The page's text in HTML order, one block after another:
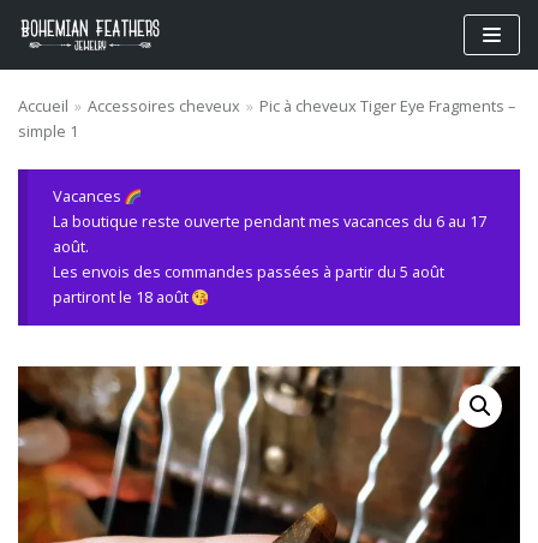
Aller
Accueil » Accessoires cheveux » Pic à cheveux Tiger Eye Fragments –
simple 1
Vacances
La boutique reste ouverte pendant mes vacances du 6 au 17
août.
Les envois des commandes passées à partir du 5 août
partiront le 18 août